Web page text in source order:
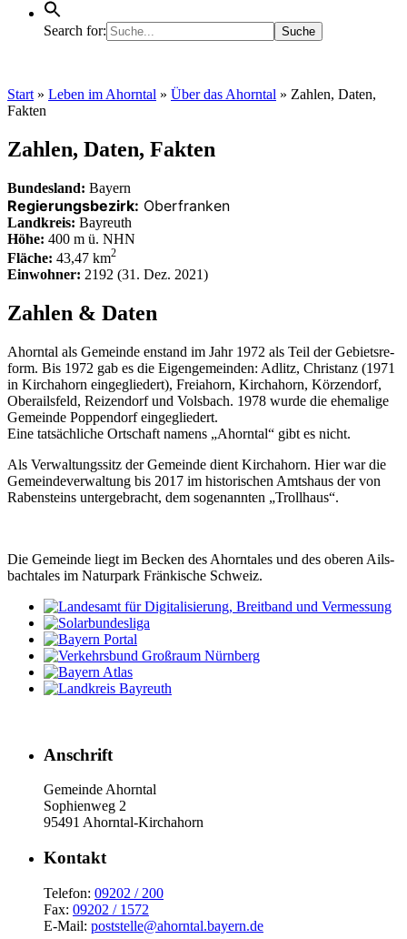
Search for:
Start » Leben im Ahorntal » Über das Ahorntal » Zahlen, Daten,
Fakten
Zahlen, Daten, Fakten
Bundesland: Bayern
Regierungsbezirk: Oberfranken
Landkreis: Bayreuth
Höhe: 400 m ü. NHN
Fläche: 43,47 km2
Einwohner: 2192 (31. Dez. 2021)
Zahlen & Daten
Ahorntal als Gemeinde enstand im Jahr 1972 als Teil der Gebiets­re­
form. Bis 1972 gab es die Eigen­ge­meinden: Adlitz, Christanz (1971
in Kirch­ahorn einge­glie­dert), Frei­ahorn, Kirch­ahorn, Körzen­dorf,
Oberails­feld, Reizen­dorf und Vols­bach. 1978 wurde die ehema­lige
Gemeinde Poppen­dorf eingegliedert.
Eine tatsäch­liche Ortschaft namens „Ahorntal“ gibt es nicht.
Als Verwal­tungs­sitz der Gemeinde dient Kirch­ahorn. Hier war die
Gemein­de­ver­wal­tung bis 2017 im histo­ri­schen Amts­haus der von
Raben­steins unter­ge­bracht, dem soge­nannten „Troll­haus“.
Die Gemeinde liegt im Becken des Ahorn­tales und des oberen Ails­
bach­tales im Natur­park Frän­ki­sche Schweiz.
Anschrift
Gemeinde Ahorntal
Sophienweg 2
95491 Ahorntal-Kirchahorn
Kont­akt
Telefon: 09202 / 200
Fax: 09202 / 1572
E-Mail: poststelle@ahorntal.bayern.de